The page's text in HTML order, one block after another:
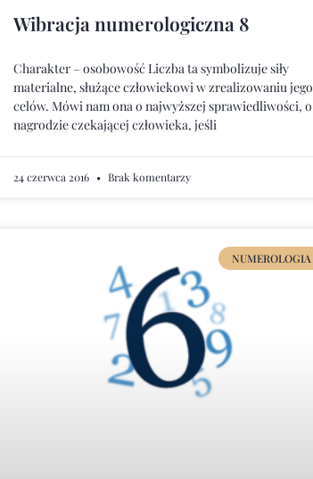
Wibracja numerologiczna 8
Charakter – osobowość Liczba ta symbolizuje siły
materialne, służące człowiekowi w zrealizowaniu jego
celów. Mówi nam ona o najwyższej sprawiedliwości, o
nagrodzie czekającej człowieka, jeśli
24 czerwca 2016 Brak komentarzy
NUMEROLOGIA